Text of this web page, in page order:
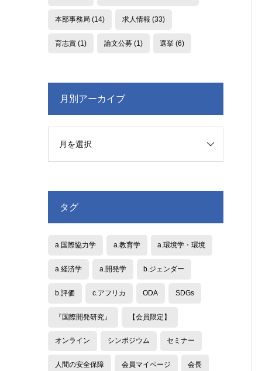
本部事務局 (14) 求人情報 (33)
育志賞(1) 論文公募(1) 選挙 (6)
月別アーカイブ
タグ
a.国際協力学 a.教育学 a.環境学・環境
a.経済学 a.開発学 b.ジェンダー
b.評価 c.アフリカ ODA SDGs
『国際開発研究』 【会員限定】
オンライン シンポジウム セミナー
人間の安全保障 会員マイページ 会長